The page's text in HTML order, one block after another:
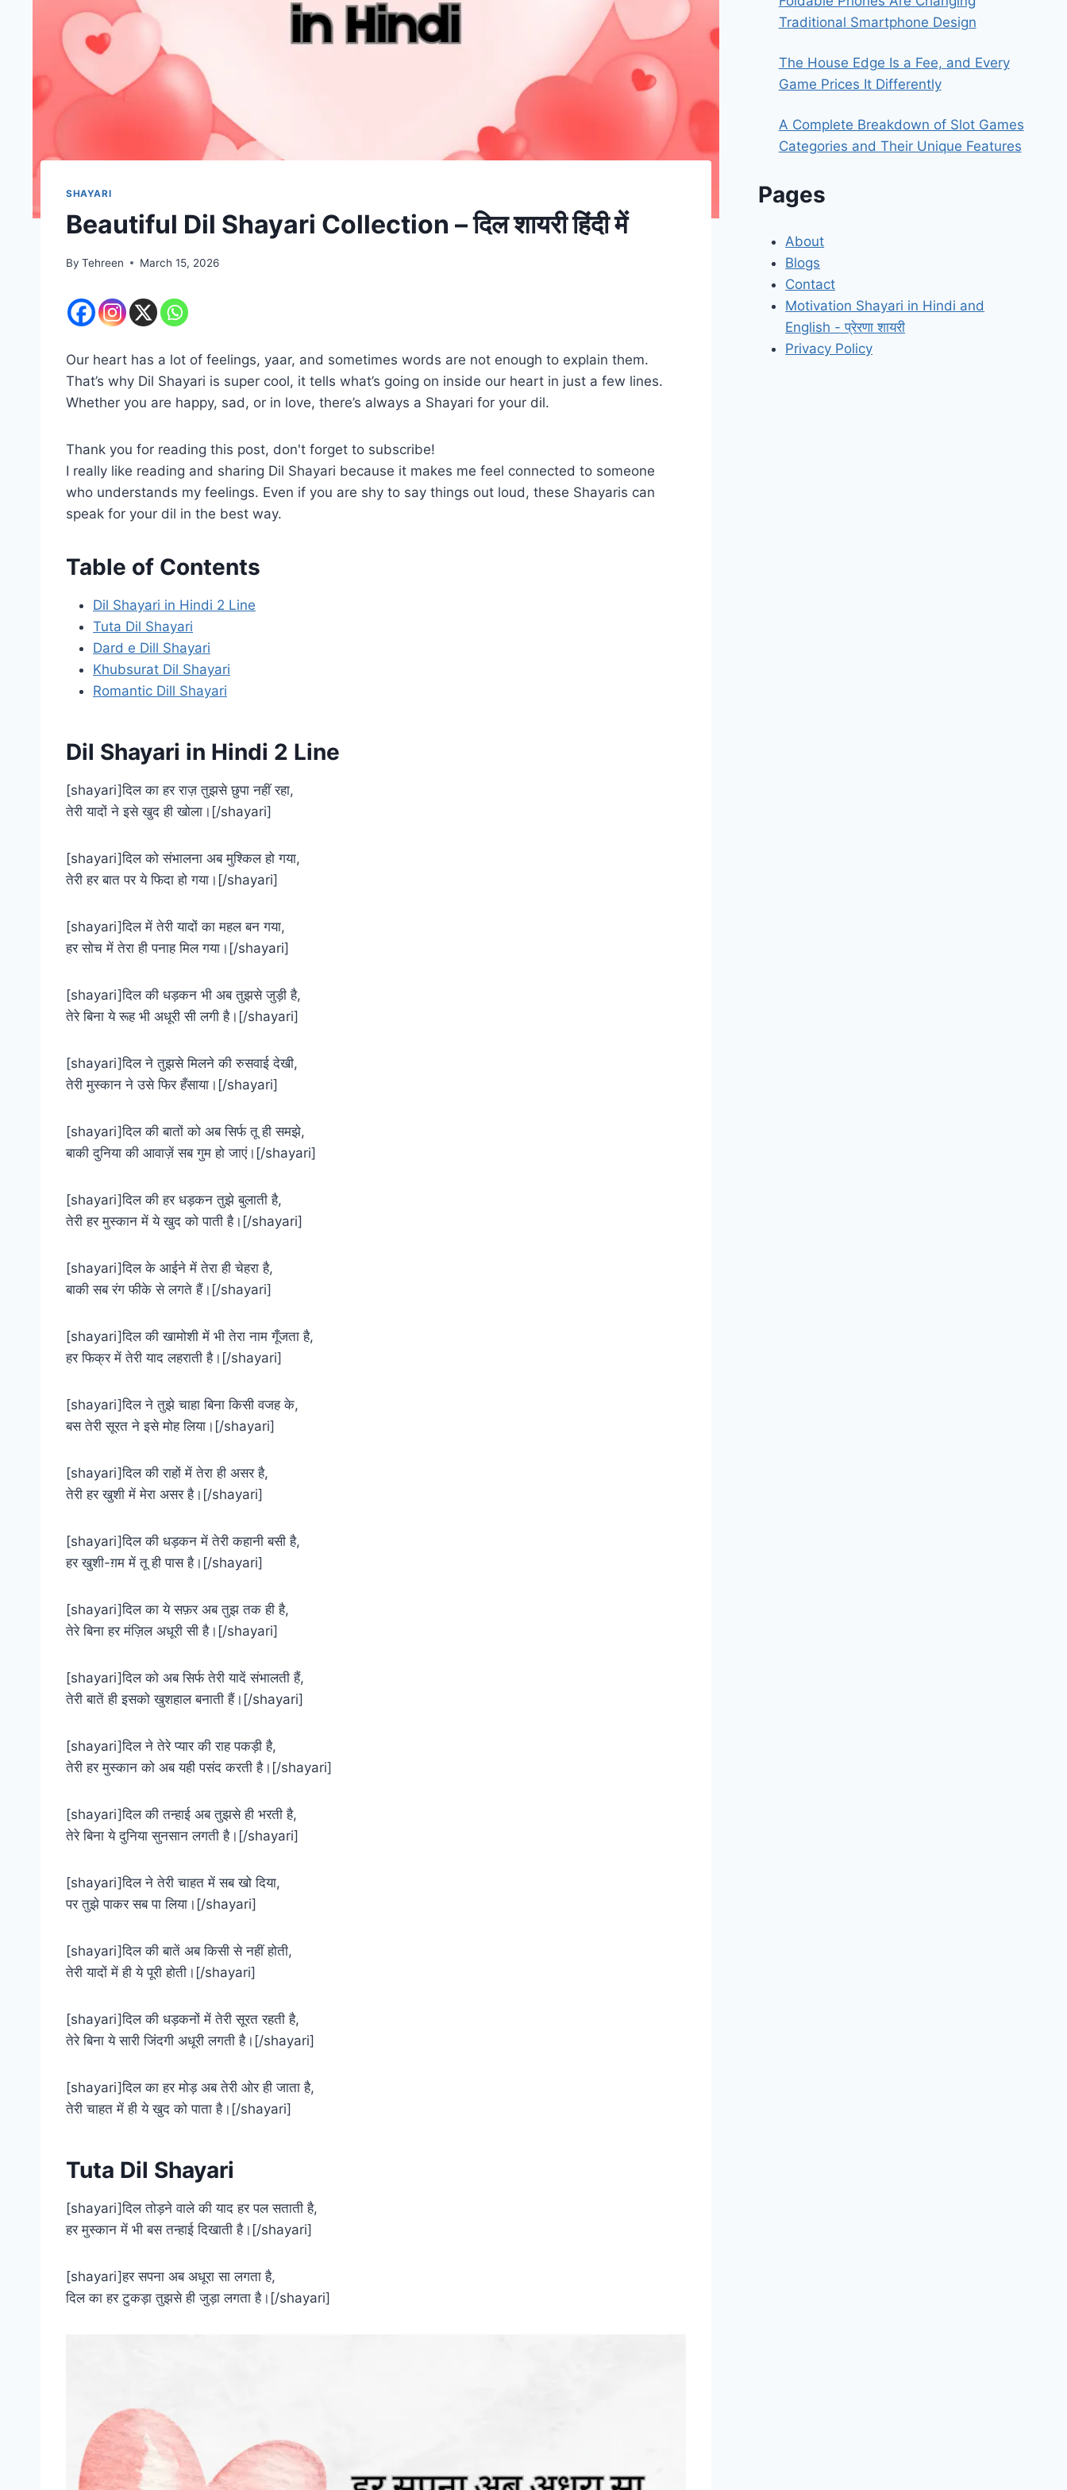
SHAYARI
Beautiful Dil Shayari Collection – दिल शायरी हिंदी में
By Tehreen March 15, 2026
Our heart has a lot of feelings, yaar, and sometimes words are not enough to explain them.
That’s why Dil Shayari is super cool, it tells what’s going on inside our heart in just a few lines.
Whether you are happy, sad, or in love, there’s always a Shayari for your dil.
Thank you for reading this post, don't forget to subscribe!
I really like reading and sharing Dil Shayari because it makes me feel connected to someone
who understands my feelings. Even if you are shy to say things out loud, these Shayaris can
speak for your dil in the best way.
Table of Contents
​Dil Shayari in Hindi 2 Line
Tuta Dil Shayari
Dard e Dill Shayari
Khubsurat Dil Shayari
Romantic Dill Shayari
​Dil Shayari in Hindi 2 Line
[shayari]दिल का हर राज़ तुझसे छुपा नहीं रहा,
तेरी यादों ने इसे खुद ही खोला।[/shayari]
[shayari]दिल को संभालना अब मुश्किल हो गया,
तेरी हर बात पर ये फिदा हो गया।[/shayari]
[shayari]दिल में तेरी यादों का महल बन गया,
हर सोच में तेरा ही पनाह मिल गया।[/shayari]
[shayari]दिल की धड़कन भी अब तुझसे जुड़ी है,
तेरे बिना ये रूह भी अधूरी सी लगी है।[/shayari]
[shayari]दिल ने तुझसे मिलने की रुसवाई देखी,
तेरी मुस्कान ने उसे फिर हँसाया।[/shayari]
[shayari]दिल की बातों को अब सिर्फ तू ही समझे,
बाकी दुनिया की आवाज़ें सब गुम हो जाएं।[/shayari]
[shayari]दिल की हर धड़कन तुझे बुलाती है,
तेरी हर मुस्कान में ये खुद को पाती है।[/shayari]
[shayari]दिल के आईने में तेरा ही चेहरा है,
बाकी सब रंग फीके से लगते हैं।[/shayari]
[shayari]दिल की खामोशी में भी तेरा नाम गूँजता है,
हर फिक्र में तेरी याद लहराती है।[/shayari]
[shayari]दिल ने तुझे चाहा बिना किसी वजह के,
बस तेरी सूरत ने इसे मोह लिया।[/shayari]
[shayari]दिल की राहों में तेरा ही असर है,
तेरी हर खुशी में मेरा असर है।[/shayari]
[shayari]दिल की धड़कन में तेरी कहानी बसी है,
हर खुशी-ग़म में तू ही पास है।[/shayari]
[shayari]दिल का ये सफ़र अब तुझ तक ही है,
तेरे बिना हर मंज़िल अधूरी सी है।[/shayari]
[shayari]दिल को अब सिर्फ तेरी यादें संभालती हैं,
तेरी बातें ही इसको खुशहाल बनाती हैं।[/shayari]
[shayari]दिल ने तेरे प्यार की राह पकड़ी है,
तेरी हर मुस्कान को अब यही पसंद करती है।[/shayari]
[shayari]दिल की तन्हाई अब तुझसे ही भरती है,
तेरे बिना ये दुनिया सुनसान लगती है।[/shayari]
[shayari]दिल ने तेरी चाहत में सब खो दिया,
पर तुझे पाकर सब पा लिया।[/shayari]
[shayari]दिल की बातें अब किसी से नहीं होती,
तेरी यादों में ही ये पूरी होती।[/shayari]
[shayari]दिल की धड़कनों में तेरी सूरत रहती है,
तेरे बिना ये सारी जिंदगी अधूरी लगती है।[/shayari]
[shayari]दिल का हर मोड़ अब तेरी ओर ही जाता है,
तेरी चाहत में ही ये खुद को पाता है।[/shayari]
Tuta Dil Shayari
[shayari]दिल तोड़ने वाले की याद हर पल सताती है,
हर मुस्कान में भी बस तन्हाई दिखाती है।[/shayari]
[shayari]हर सपना अब अधूरा सा लगता है,
दिल का हर टुकड़ा तुझसे ही जुड़ा लगता है।[/shayari]
Traditional Smartphone Design
The House Edge Is a Fee, and Every
Game Prices It Differently
A Complete Breakdown of Slot Games
Categories and Their Unique Features
Pages
About
Blogs
Contact
Motivation Shayari in Hindi and
English - प्रेरणा शायरी
Privacy Policy